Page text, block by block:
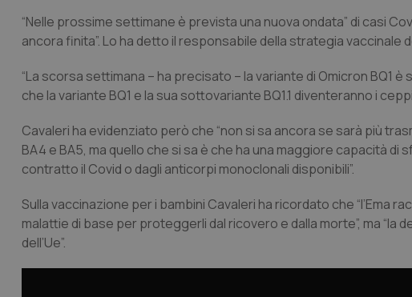
“Nelle prossime settimane è prevista una nuova ondata” di casi
ancora finita”. Lo ha detto il responsabile della strategia vaccinale
“La scorsa settimana – ha precisato – la variante di Omicron BQ1
che la variante BQ1 e la sua sottovariante BQ1.1 diventeranno i
Cavaleri ha evidenziato però che “non si sa ancora se sarà più
BA4 e BA5, ma quello che si sa è che ha una maggiore capacità di
contratto il Covid o dagli anticorpi monoclonali disponibili”.
Sulla vaccinazione per i bambini Cavaleri ha ricordato che “l’Ema
malattie di base per proteggerli dal ricovero e dalla morte”, ma
dell’Ue”.